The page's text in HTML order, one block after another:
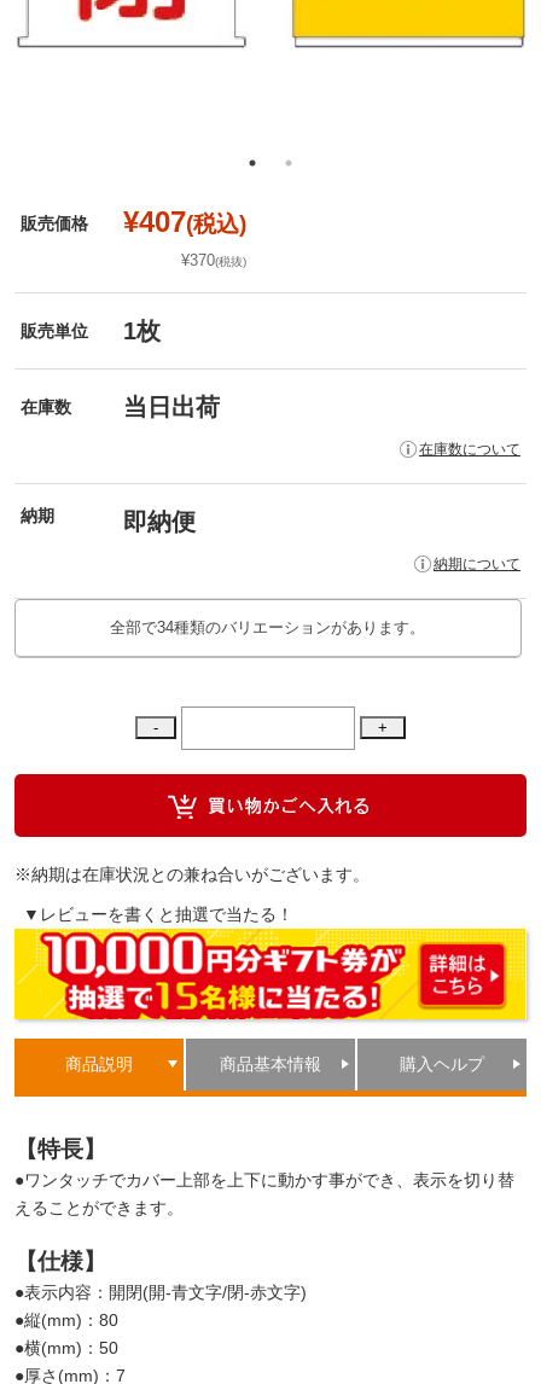
販売価格 ¥407(税込)
¥370(税抜)
販売単位 1枚
在庫数 当日出荷
在庫数について
納期 即納便
納期について
全部で34種類のバリエーションがあります。
※納期は在庫状況との兼ね合いがございます。
▼レビューを書くと抽選で当たる！
商品説明 商品基本情報 購入ヘルプ
【特長】
●ワンタッチでカバー上部を上下に動かす事ができ、表示を切り替
えることができます。
【仕様】
●表示内容：開閉(開-青文字/閉-赤文字)
●縦(mm)：80
●横(mm)：50
●厚さ(mm)：7